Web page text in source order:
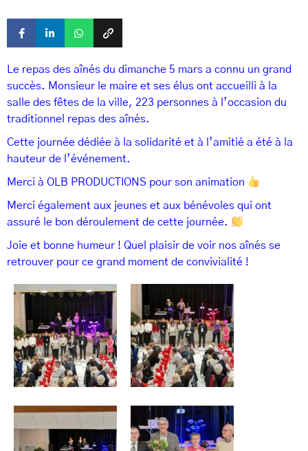
Le repas des aînés du dimanche 5 mars a connu un grand
succès. Monsieur le maire et ses élus ont accueilli à la
salle des fêtes de la ville, 223 personnes à l’occasion du
traditionnel repas des aînés.
Cette journée dédiée à la solidarité et à l’amitié a été à la
hauteur de l’événement.
Merci à OLB PRODUCTIONS pour son animation
Merci également aux jeunes et aux bénévoles qui ont
assuré le bon déroulement de cette journée.
Joie et bonne humeur ! Quel plaisir de voir nos aînés se
retrouver pour ce grand moment de convivialité !